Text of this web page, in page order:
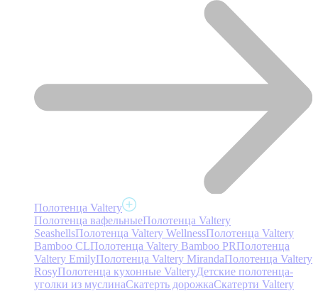
Полотенца Valtery
Полотенца вафельныеПолотенца Valtery
SeashellsПолотенца Valtery WellnessПолотенца Valtery
Bamboo CLПолотенца Valtery Bamboo PRПолотенца
Valtery EmilyПолотенца Valtery MirandaПолотенца Valtery
RosyПолотенца кухонные ValteryДетские полотенца-
уголки из муслинаСкатерть дорожкаСкатерти Valtery